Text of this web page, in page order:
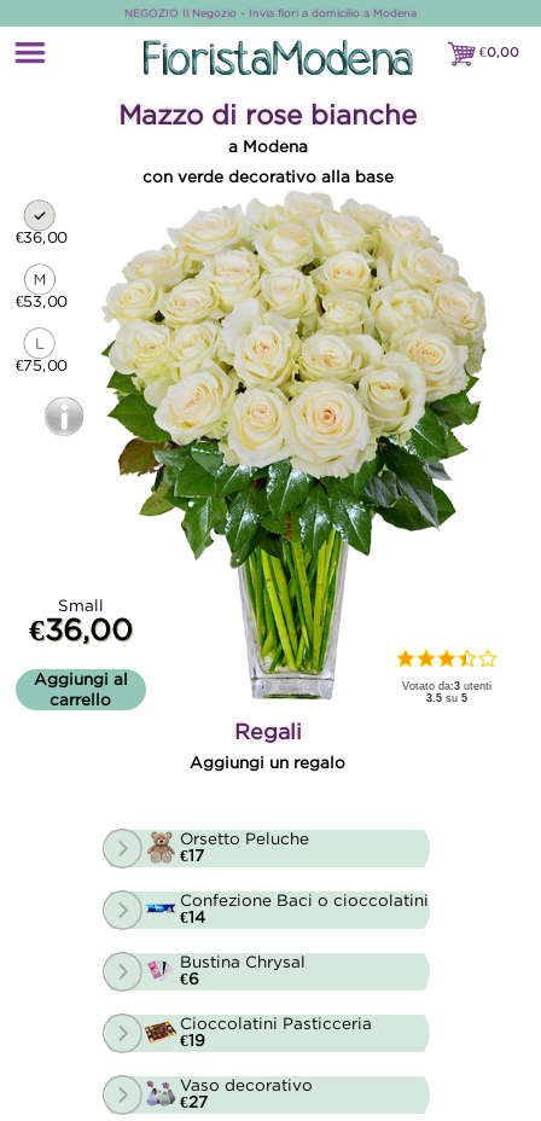
NEGOZIO Il Negozio - Invia fiori a domicilio a Modena
€0,00
€0,00
Mazzo di rose bianche
a Modena
con verde decorativo alla base
€36,00
€53,00
€75,00
Small
€36,00
Aggiungi al
carrello
Votato da:3 utenti
3.5 su5
Regali
Aggiungi un regalo
Orsetto Peluche
€17
Confezione Baci o cioccolatini
€14
Bustina Chrysal
€6
Cioccolatini Pasticceria
€19
Vaso decorativo
€27